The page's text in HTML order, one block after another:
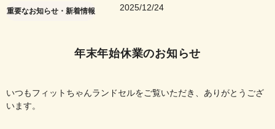
重要なお知らせ・新着情報 2025/12/24
年末年始休業のお知らせ
いつもフィットちゃんランドセルをご覧いただき、ありがとうござ
います。